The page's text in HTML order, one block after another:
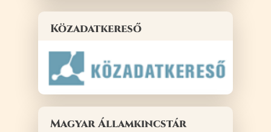
Közadatkereső
Magyar Államkincstár